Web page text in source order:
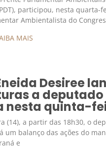
participou, nesta quarta-
Ambientalista do
MAIS
Desiree
a deputado
nesta quinta-
(14), a partir das 18h30, o
um balanço das ações do
e